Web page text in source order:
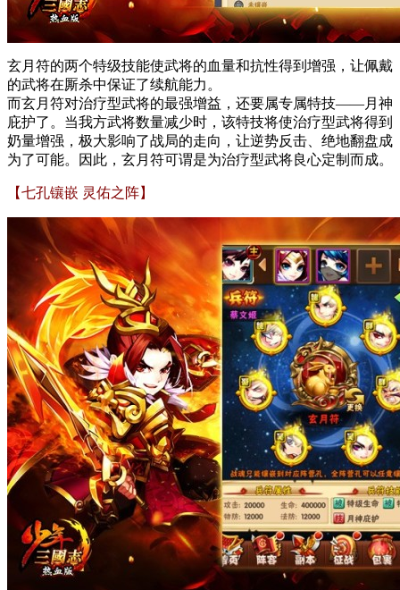
玄月符的两个特级技能使武将的血量和抗性得到增强，让佩戴
的武将在厮杀中保证了续航能力。
而玄月符对治疗型武将的最强增益，还要属专属特技——月神
庇护了。当我方武将数量减少时，该特技将使治疗型武将得到
奶量增强，极大影响了战局的走向，让逆势反击、绝地翻盘成
为了可能。因此，玄月符可谓是为治疗型武将良心定制而成。
【七孔镶嵌 灵佑之阵】